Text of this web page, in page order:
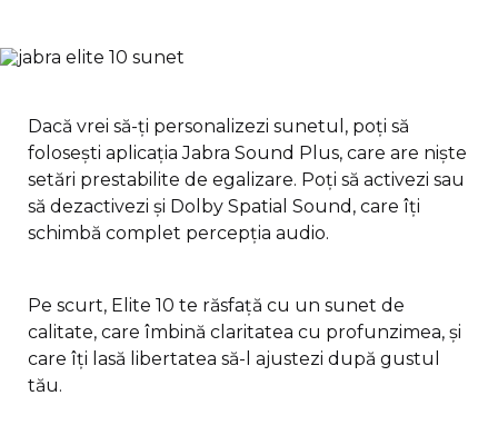
Dacă vrei să-ți personalizezi sunetul, poți să
folosești aplicația Jabra Sound Plus, care are niște
setări prestabilite de egalizare. Poți să activezi sau
să dezactivezi și Dolby Spatial Sound, care îți
schimbă complet percepția audio.
Pe scurt, Elite 10 te răsfață cu un sunet de
calitate, care îmbină claritatea cu profunzimea, și
care îți lasă libertatea să-l ajustezi după gustul
tău.